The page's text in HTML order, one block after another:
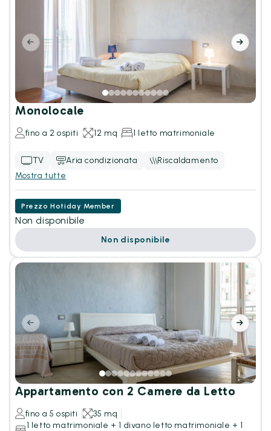
Monolocale
fino a 2 ospiti 12 mq 1 letto matrimoniale
TV Aria condizionata
Riscaldamento
Mostra tutte
Prezzo Hotiday Member
Non disponibile
Non disponibile
Appartamento con 2 Camere da Letto
fino a 5 ospiti
35 mq
1 letto matrimoniale + 1 divano letto matrimoniale + 1